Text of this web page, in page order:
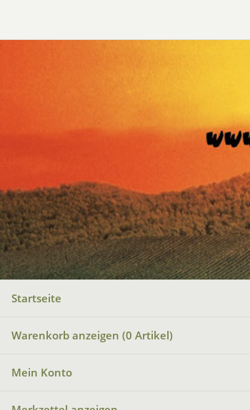
Startseite
Warenkorb anzeigen (0 Artikel)
Mein Konto